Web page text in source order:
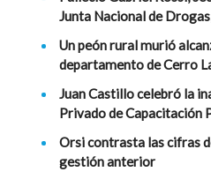
Junta Nacional de
Un peón rural murió
departamento de Cerro
Juan Castillo celebró la
Privado de Capacitación
Orsi contrasta las cifras
gestión anterior